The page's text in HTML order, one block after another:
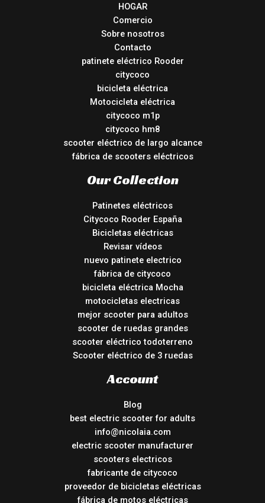
HOGAR
Comercio
Sobre nosotros
Contacto
patinete eléctrico Rooder
citycoco
bicicleta eléctrica
Motocicleta eléctrica
citycoco m1p
citycoco hm8
scooter eléctrico de largo alcance
fábrica de scooters eléctricos
Our Collection
Patinetes eléctricos
Citycoco Rooder España
Bicicletas eléctricas
Revisar vídeos
nuevo patinete electrico
fábrica de citycoco
bicicleta eléctrica Mocha
motocicletas electricas
mejor scooter para adultos
scooter de ruedas grandes
scooter eléctrico todoterreno
Scooter eléctrico de 3 ruedas
Account
Blog
best electric scooter for adults
info@nicolaia.com
electric scooter manufacturer
scooters electricos
fabricante de citycoco
proveedor de bicicletas eléctricas
fábrica de motos eléctricas